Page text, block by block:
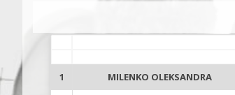
1 MILENKO OLEKSANDRA